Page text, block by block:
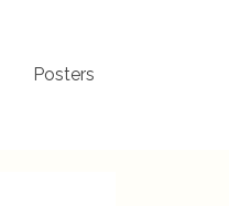
Posters